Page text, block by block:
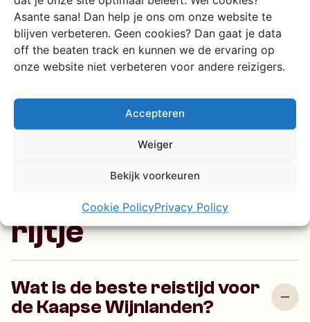
Asante sana! Dan help je ons om onze website te
blijven verbeteren. Geen cookies? Dan gaat je data
off the beaten track en kunnen we de ervaring op
onze website niet verbeteren voor andere reizigers.
Accepteren
Weiger
Bekijk voorkeuren
Cookie PolicyPrivacy Policy
Al jouw
veelgestelde
vragen over de
Zuid-Afrikaanse
Wijnlanden op een
rijtje
Wat is de beste reistijd voor
de Kaapse Wijnlanden?